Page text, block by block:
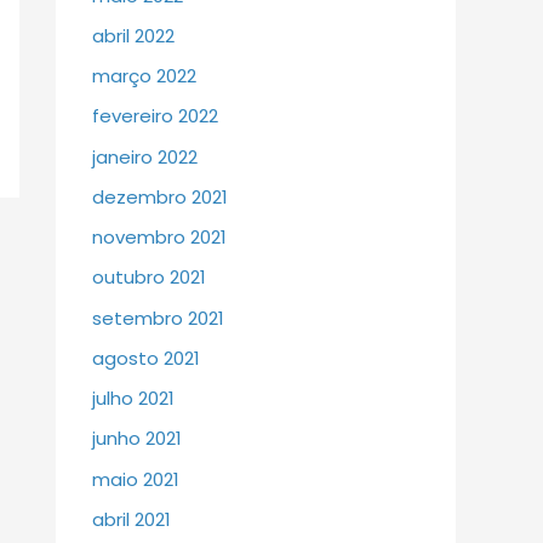
abril 2022
março 2022
fevereiro 2022
janeiro 2022
dezembro 2021
novembro 2021
outubro 2021
setembro 2021
agosto 2021
julho 2021
junho 2021
maio 2021
abril 2021